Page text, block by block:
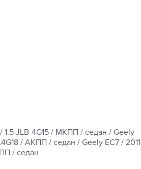
/ 1.5 JLB-4G15 / МКПП / седан / Geely
/ АКПП / седан / Geely EC7 / 2011
/ седан